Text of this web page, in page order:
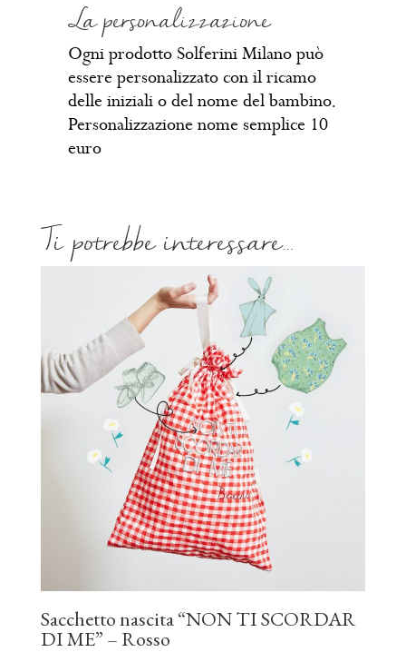
La personalizzazione
Ogni prodotto Solferini Milano può
essere personalizzato con il ricamo
delle iniziali o del nome del bambino.
Personalizzazione nome semplice 10
euro
Ti potrebbe interessare…
Sacchetto nascita “NON TI SCORDAR
DI ME” – Rosso